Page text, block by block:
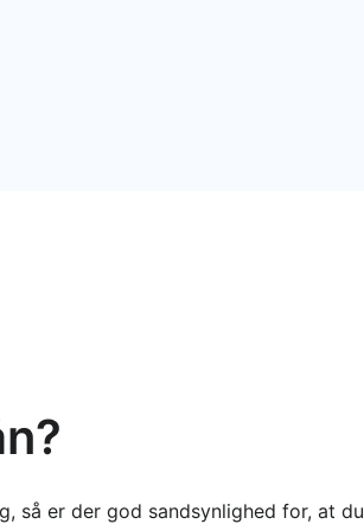
så er der god sandsynlighed for, at du